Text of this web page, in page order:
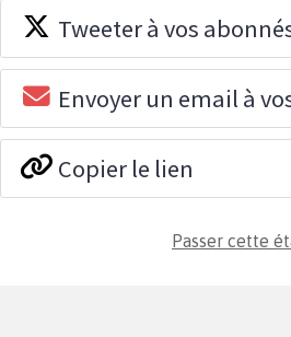
Tweeter à vos
Envoyer un email à
Copier le lien
Passer cette